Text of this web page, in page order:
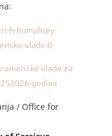
h-humphrey-
vlade-0
vlade-za-
godina
/ Office for